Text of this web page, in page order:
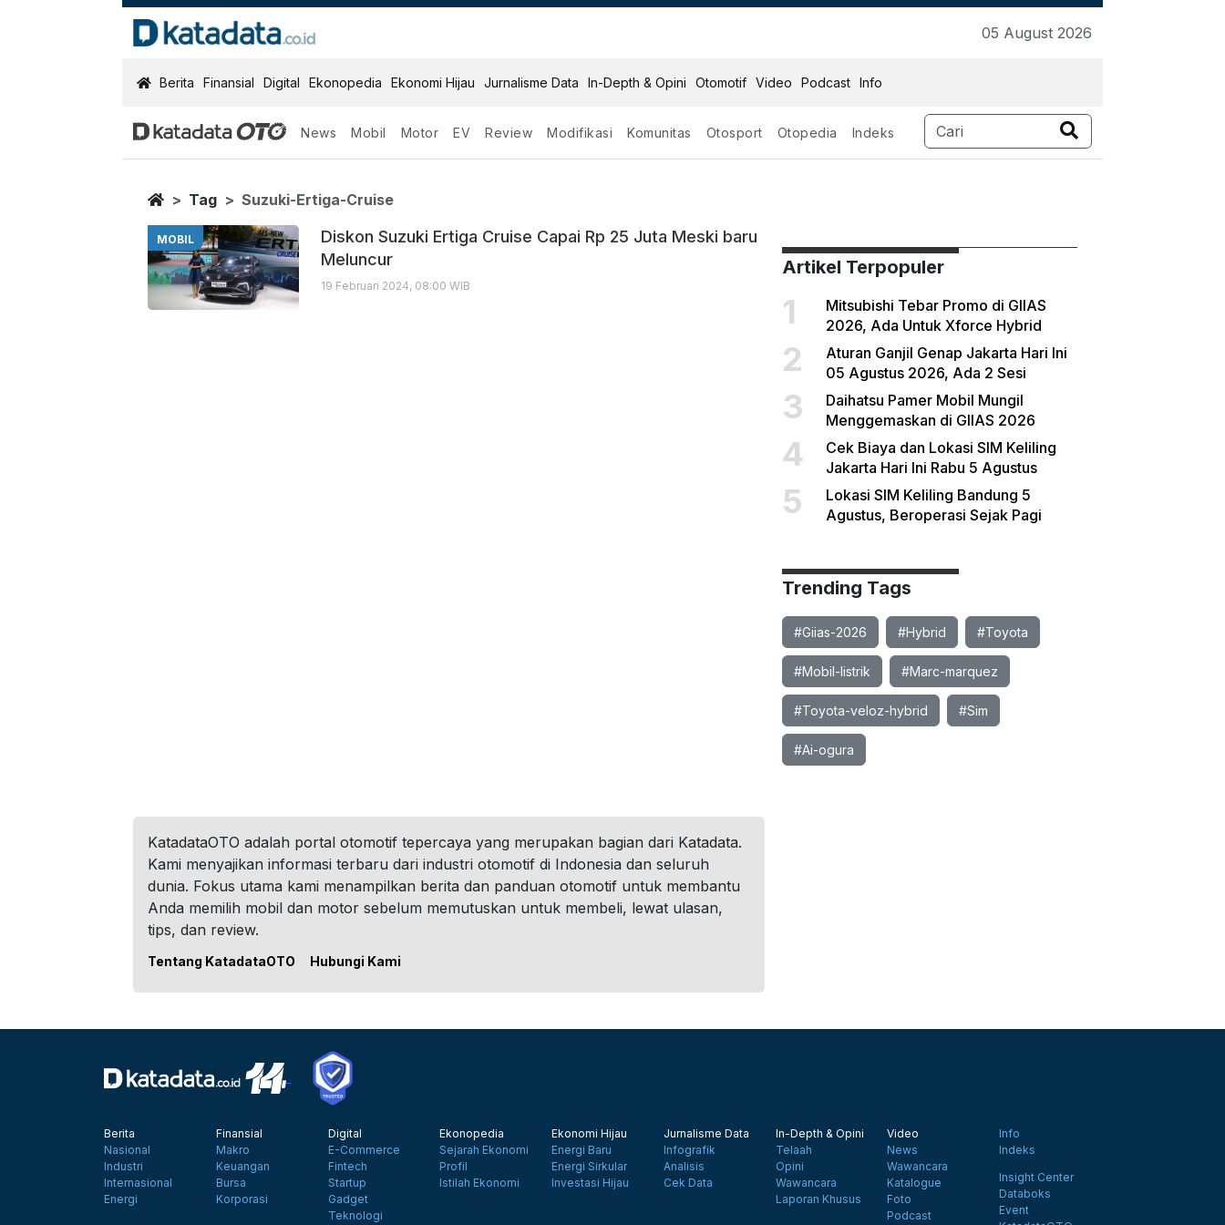
05 August 2026
KatadataOTO
Berita Finansial Digital Ekonopedia Ekonomi Hijau Jurnalisme Data In-Depth & Opini Otomotif Video Podcast Info
News Mobil Motor EV Review Modifikasi Komunitas Otosport Otopedia Indeks
Suzuki Ertiga Cruise
Berita Terbaru
Home
Tag Suzuki-Ertiga-Cruise
MOBIL
Diskon Suzuki Ertiga Cruise Capai Rp 25 Juta Meski baru
Meluncur
19 Februari 2024, 08:00 WIB
Artikel Terpopuler
1
Mitsubishi Tebar Promo di GIIAS
2026, Ada Untuk Xforce Hybrid
2
Aturan Ganjil Genap Jakarta Hari Ini
05 Agustus 2026, Ada 2 Sesi
3
Daihatsu Pamer Mobil Mungil
Menggemaskan di GIIAS 2026
4
Cek Biaya dan Lokasi SIM Keliling
Jakarta Hari Ini Rabu 5 Agustus
5
Lokasi SIM Keliling Bandung 5
Agustus, Beroperasi Sejak Pagi
Trending Tags
#Giias-2026 #Hybrid #Toyota
#Mobil-listrik #Marc-marquez
#Toyota-veloz-hybrid #Sim
#Ai-ogura
KatadataOTO adalah portal otomotif tepercaya yang merupakan bagian dari Katadata.
Kami menyajikan informasi terbaru dari industri otomotif di Indonesia dan seluruh
dunia. Fokus utama kami menampilkan berita dan panduan otomotif untuk membantu
Anda memilih mobil dan motor sebelum memutuskan untuk membeli, lewat ulasan,
tips, dan review.
Tentang KatadataOTO Hubungi Kami
Berita
Nasional
Industri
Internasional
Energi
Finansial
Makro
Keuangan
Bursa
Korporasi
Digital
E-Commerce
Fintech
Startup
Gadget
Teknologi
Ekonopedia
Sejarah Ekonomi
Profil
Istilah Ekonomi
Ekonomi Hijau
Energi Baru
Energi Sirkular
Investasi Hijau
Jurnalisme Data
Infografik
Analisis
Cek Data
In-Depth & Opini
Telaah
Opini
Wawancara
Laporan Khusus
Video
News
Wawancara
Katalogue
Foto
Podcast
Info
Indeks
Insight Center
Databoks
Event